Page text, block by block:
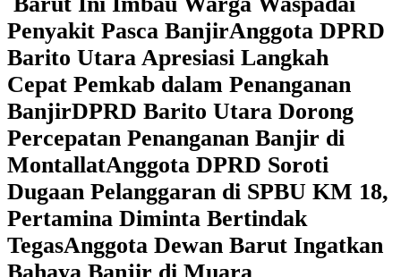
Penyakit Pasca BanjirAnggota DPRD
Barito Utara Apresiasi Langkah
Cepat Pemkab dalam Penanganan
BanjirDPRD Barito Utara Dorong
Percepatan Penanganan Banjir di
MontallatAnggota DPRD Soroti
Dugaan Pelanggaran di SPBU KM 18,
Pertamina Diminta Bertindak
TegasAnggota Dewan Barut Ingatkan